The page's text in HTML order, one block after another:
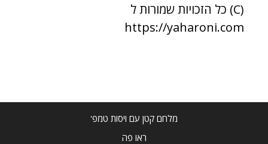
(C) כל הזכויות שמורות ל
https://yaharoni.com
מלחם קטן עם ויסות טמפ'
ראו פה